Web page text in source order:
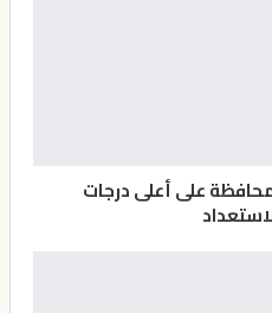
على أعلى درجات